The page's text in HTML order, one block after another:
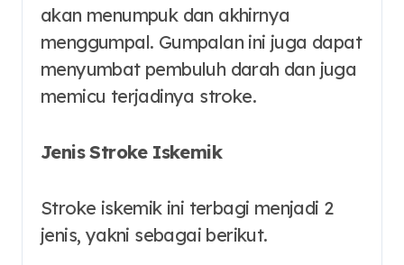
akan menumpuk dan akhirnya
menggumpal. Gumpalan ini juga dapat
menyumbat pembuluh darah dan juga
memicu terjadinya stroke.
Jenis Stroke Iskemik
Stroke iskemik ini terbagi menjadi 2
jenis, yakni sebagai berikut.